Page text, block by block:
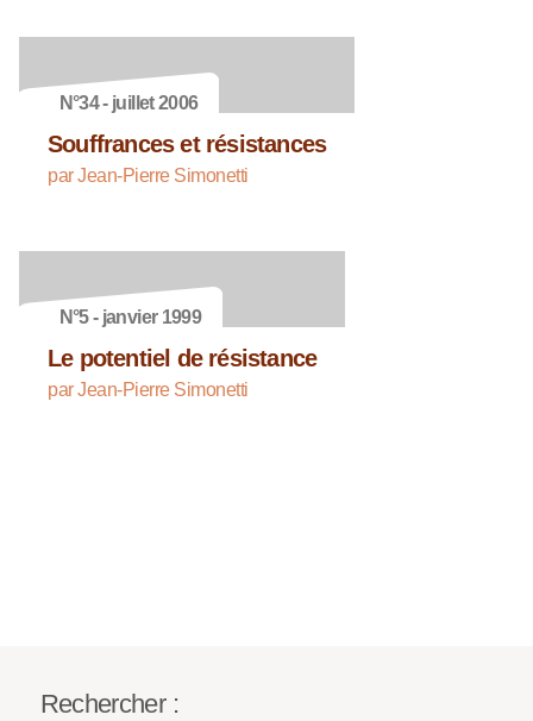
N°34 - juillet 2006
Souffrances et résistances
par Jean-Pierre Simonetti
N°5 - janvier 1999
Le potentiel de résistance
par Jean-Pierre Simonetti
Rechercher :